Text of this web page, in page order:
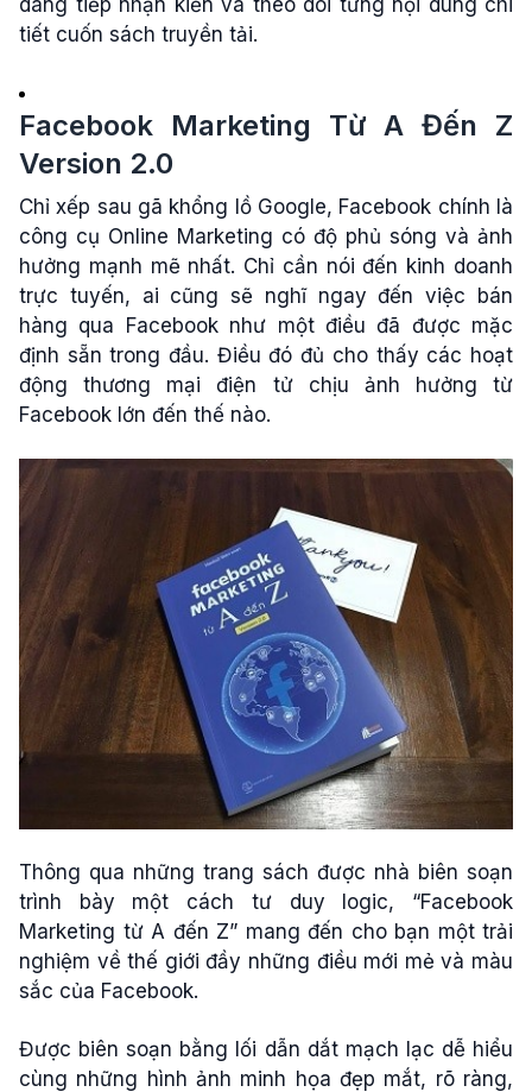
tiết cuốn sách truyền tải.
Facebook Marketing Từ A Đến Z
Version 2.0
Chỉ xếp sau gã khổng lồ Google, Facebook chính là
công cụ Online Marketing có độ phủ sóng và ảnh
hưởng mạnh mẽ nhất. Chỉ cần nói đến kinh doanh
trực tuyến, ai cũng sẽ nghĩ ngay đến việc bán
hàng qua Facebook như một điều đã được mặc
định sẵn trong đầu. Điều đó đủ cho thấy các hoạt
động thương mại điện tử chịu ảnh hưởng từ
Facebook lớn đến thế nào.
Thông qua những trang sách được nhà biên soạn
trình bày một cách tư duy logic, “Facebook
Marketing từ A đến Z” mang đến cho bạn một trải
nghiệm về thế giới đầy những điều mới mẻ và màu
sắc của Facebook.
Được biên soạn bằng lối dẫn dắt mạch lạc dễ hiểu
cùng những hình ảnh minh họa đẹp mắt, rõ ràng,